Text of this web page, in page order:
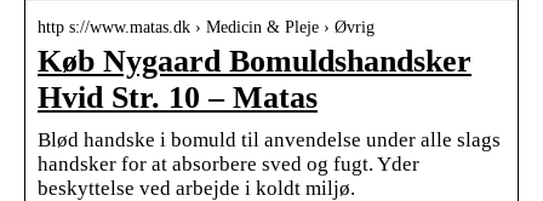
http s://www.matas.dk › Medicin & Pleje › Øvrig
Køb Nygaard Bomuldshandsker
Hvid Str. 10 – Matas
Blød handske i bomuld til anvendelse under alle slags
handsker for at absorbere sved og fugt. Yder
beskyttelse ved arbejde i koldt miljø.